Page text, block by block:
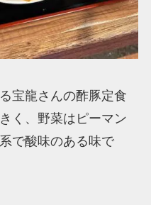
宝龍さんの酢豚定食
く、野菜はピーマン
で酸味のある味で